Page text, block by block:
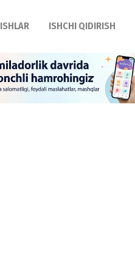
ISHLAR ISHCHI QIDIRISH